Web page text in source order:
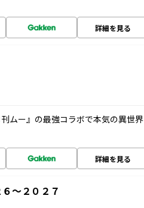
詳細を見る
ムー』の最強コラボで本気の異世界
詳細を見る
～２０２７